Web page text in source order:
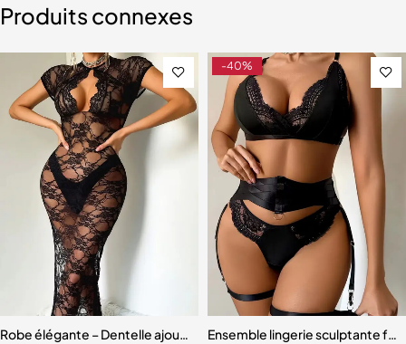
Produits connexes
Robe élégante – Dentelle ajourée avec fente haute et effet
-40%
Ensemble lingerie sculptante